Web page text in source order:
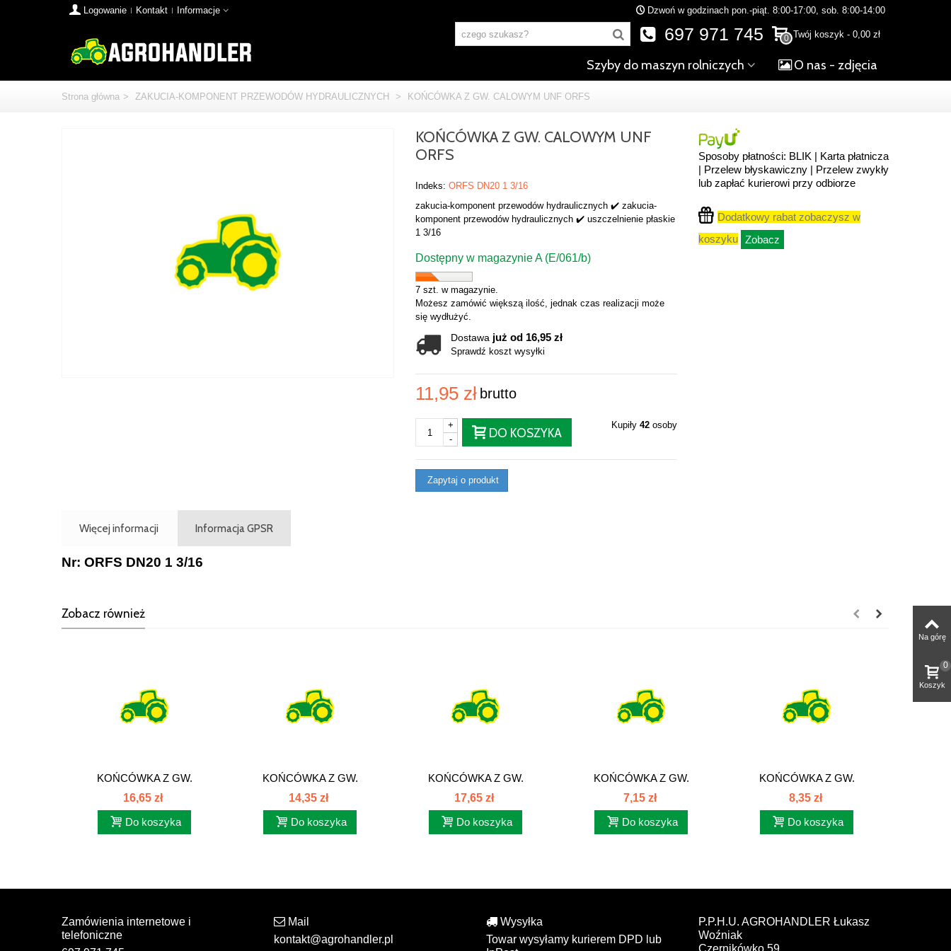
Logowanie Kontakt Informacje Dzwoń w godzinach pon.-piąt. 8:00-17:00, sob. 8:00-14:00
0 Twój koszyk - 0,00 zł
697 971 745
Szyby do maszyn rolniczych O nas - zdjęcia
Strona główna > ZAKUCIA-KOMPONENT PRZEWODÓW HYDRAULICZNYCH > KOŃCÓWKA Z GW. CALOWYM UNF ORFS
KOŃCÓWKA Z GW. CALOWYM UNF
ORFS
Indeks: ORFS DN20 1 3/16
zakucia-komponent przewodów hydraulicznych ✔️ zakucia-
komponent przewodów hydraulicznych ✔️ uszczelnienie płaskie
1 3/16
Dostępny w magazynie A (E/061/b)
7 szt. w magazynie.
Możesz zamówić większą ilość, jednak czas realizacji może
się wydłużyć.
Dostawa już od 16,95 zł
Sprawdź koszt wysyłki
11,95 zł brutto
-
+
DO KOSZYKA
Kupiły 42osoby
Zapytaj o produkt
Sposoby płatności: BLIK | Karta płatnicza
| Przelew błyskawiczny | Przelew zwykły
lub zapłać kurierowi przy odbiorze
Dodatkowy rabat zobaczysz w
koszyku Zobacz
Więcej informacji Informacja GPSR
Nr: ORFS DN20 1 3/16
Zobacz również
KOŃCÓWKA Z GW.
CALOWYM UNF ORFS
16,65 zł
Do koszyka
KOŃCÓWKA Z GW.
CALOWYM UNF...
14,35 zł
Do koszyka
KOŃCÓWKA Z GW.
CALOWYM UNF ORFS
17,65 zł
Do koszyka
KOŃCÓWKA Z GW.
CALOWYM UNF ORFS
7,15 zł
Do koszyka
KOŃCÓWKA Z GW.
CALOWYM UNF ORFS
8,35 zł
Do koszyka
Zamówienia internetowe i
telefoniczne
Mail
kontakt@agrohandler.pl
Wysyłka
Towar wysyłamy kurierem DPD lub
P.P.H.U. AGROHANDLER Łukasz
Woźniak
Na górę
Koszyk
0